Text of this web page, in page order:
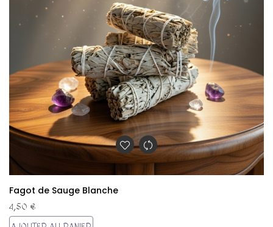
Fagot de Sauge Blanche
4,50 €